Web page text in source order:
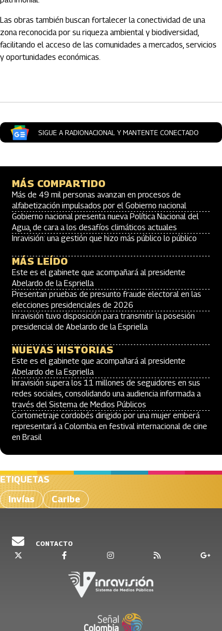
Las obras también buscan fortalecer la conectividad de una
zona reconocida por su riqueza ambiental y biodiversidad,
facilitando el acceso de las comunidades a mercados, servicios
y oportunidades económicas.
SIGUE A RADIONACIONAL Y MANTENTE CONECTADO
MÁS COMPARTIDO
Más de 49 mil personas avanzan en procesos de
alfabetización impulsados por el Gobierno nacional
Gobierno nacional presenta nueva Política Nacional del
Agua, de cara a los desafíos climáticos actuales
Inravisión: una gestión que hizo más público lo público
MÁS LEÍDO
Este es el gabinete que acompañará al presidente
Abelardo de la Espriella
Presentan pruebas de presunto fraude electoral en las
elecciones presidenciales de 2026
Inravisión tuvo disposición para transmitir la posesión
presidencial de Abelardo de la Espriella
NUEVAS HISTORIAS
Este es el gabinete que acompañará al presidente
Abelardo de la Espriella
Inravisión supera los 11 millones de seguidores en sus
redes sociales, consolidando una audiencia informada a
través del Sistema de Medios Públicos
Cortometraje cordobés dirigido por una mujer emberá
representará a Colombia en festival internacional de cine
en Brasil
ETIQUETAS
Invías
Caribe
CONTACTO